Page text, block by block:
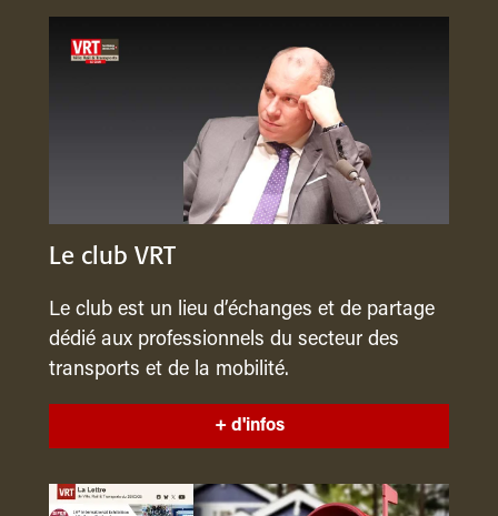
Le club VRT
Le club est un lieu d’échanges et de partage
dédié aux professionnels du secteur des
transports et de la mobilité.
+ d'infos